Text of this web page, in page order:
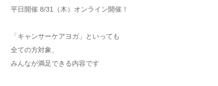
平日開催 8/31（木）オンライン開催！
「キャンサーケアヨガ」といっても
全ての方対象、
みんなが満足できる内容です